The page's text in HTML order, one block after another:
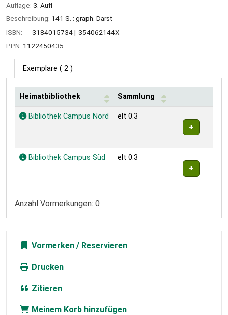
Auflage: 3. Aufl
Beschreibung: 141 S. : graph. Darst
ISBN:
3184015734
354062144X
PPN: 1122450435
Exemplare ( 2 )
Exemplare
Heimatbibliothek Sammlung
Bibliothek Campus Nord elt 0.3
Bibliothek Campus Süd elt 0.3
Anzahl Vormerkungen: 0
Vormerken
Drucken
Zitieren
Meinem Korb hinzufügen